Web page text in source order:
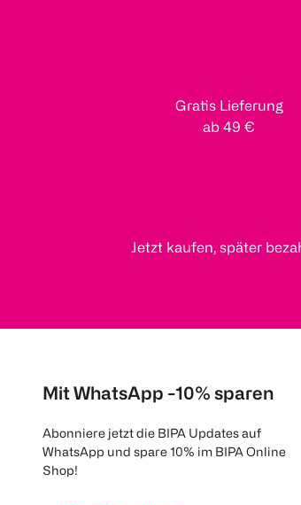
Gratis Lieferung
ab 49 €
Jetzt kaufen, später
Mit WhatsApp -10% sparen
Abonniere jetzt die BIPA Updates auf
WhatsApp und spare 10% im BIPA Online
Shop!